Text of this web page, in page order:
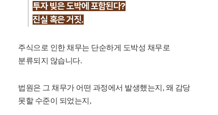
투자 빚은 도박에 포함된다?
진실 혹은 거짓.
주식으로 인한 채무는 단순하게 도박성 채무로
분류되지 않습니다.
법원은 그 채무가 어떤 과정에서 발생했는지, 왜 감당
못할 수준이 되었는지,